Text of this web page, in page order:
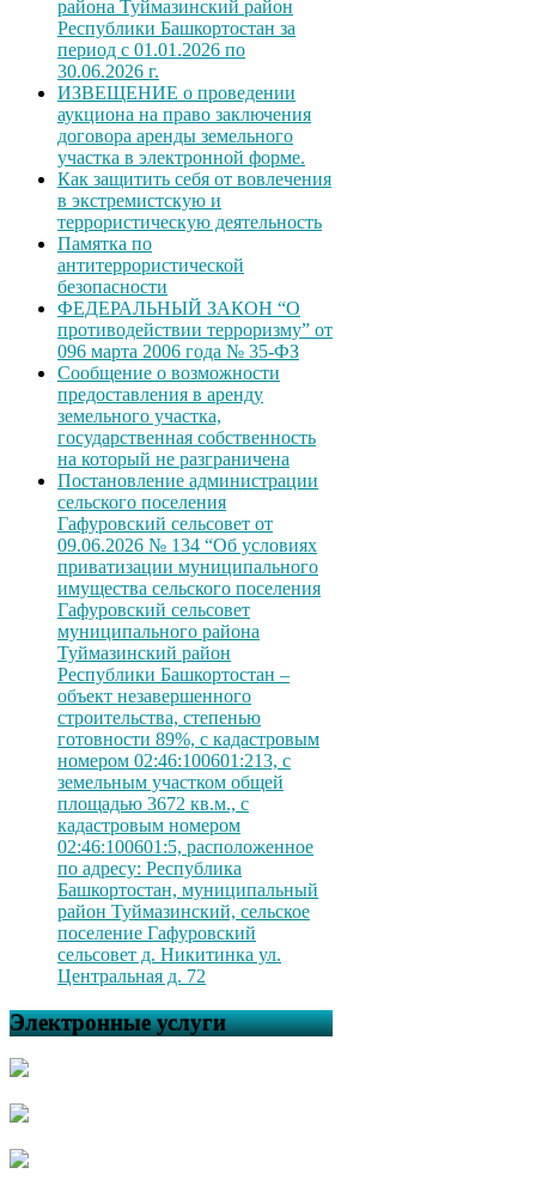
района Туймазинский район
Республики Башкортостан за
период с 01.01.2026 по
30.06.2026 г.
ИЗВЕЩЕНИЕ о проведении
аукциона на право заключения
договора аренды земельного
участка в электронной форме.
Как защитить себя от вовлечения
в экстремистскую и
террористическую деятельность
Памятка по
антитеррористической
безопасности
ФЕДЕРАЛЬНЫЙ ЗАКОН “О
противодействии терроризму” от
096 марта 2006 года № 35-ФЗ
Сообщение о возможности
предоставления в аренду
земельного участка,
государственная собственность
на который не разграничена
Постановление администрации
сельского поселения
Гафуровский сельсовет от
09.06.2026 № 134 “Об условиях
приватизации муниципального
имущества сельского поселения
Гафуровский сельсовет
муниципального района
Туймазинский район
Республики Башкортостан –
объект незавершенного
строительства, степенью
готовности 89%, с кадастровым
номером 02:46:100601:213, с
земельным участком общей
площадью 3672 кв.м., с
кадастровым номером
02:46:100601:5, расположенное
по адресу: Республика
Башкортостан, муниципальный
район Туймазинский, сельское
поселение Гафуровский
сельсовет д. Никитинка ул.
Центральная д. 72
Электронные услуги